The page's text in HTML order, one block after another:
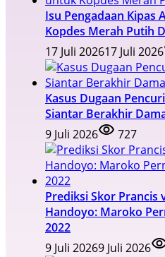
Isu Pengadaan Kipas
Kopdes Merah Putih
17 Juli 202617 Juli 2026
Kasus Dugaan
Siantar Berakhir
9 Juli 2026
727
Prediksi Skor Prancis
Handoyo: Maroko
2022
9 Juli 20269 Juli 2026